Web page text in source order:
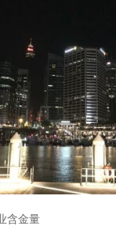
含金量